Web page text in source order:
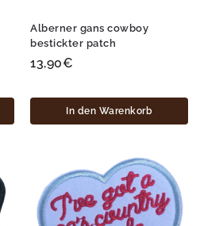
Alberner gans cowboy
bestickter patch
13,90€
In den Warenkorb